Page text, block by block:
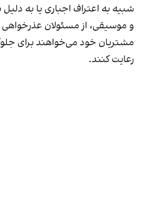
شبیه به اعتراف اجباری یا به
و موسیقی، از مسئولان عذرخواهی
مشتریان خود می‌خواهند برای
رعایت کنند.